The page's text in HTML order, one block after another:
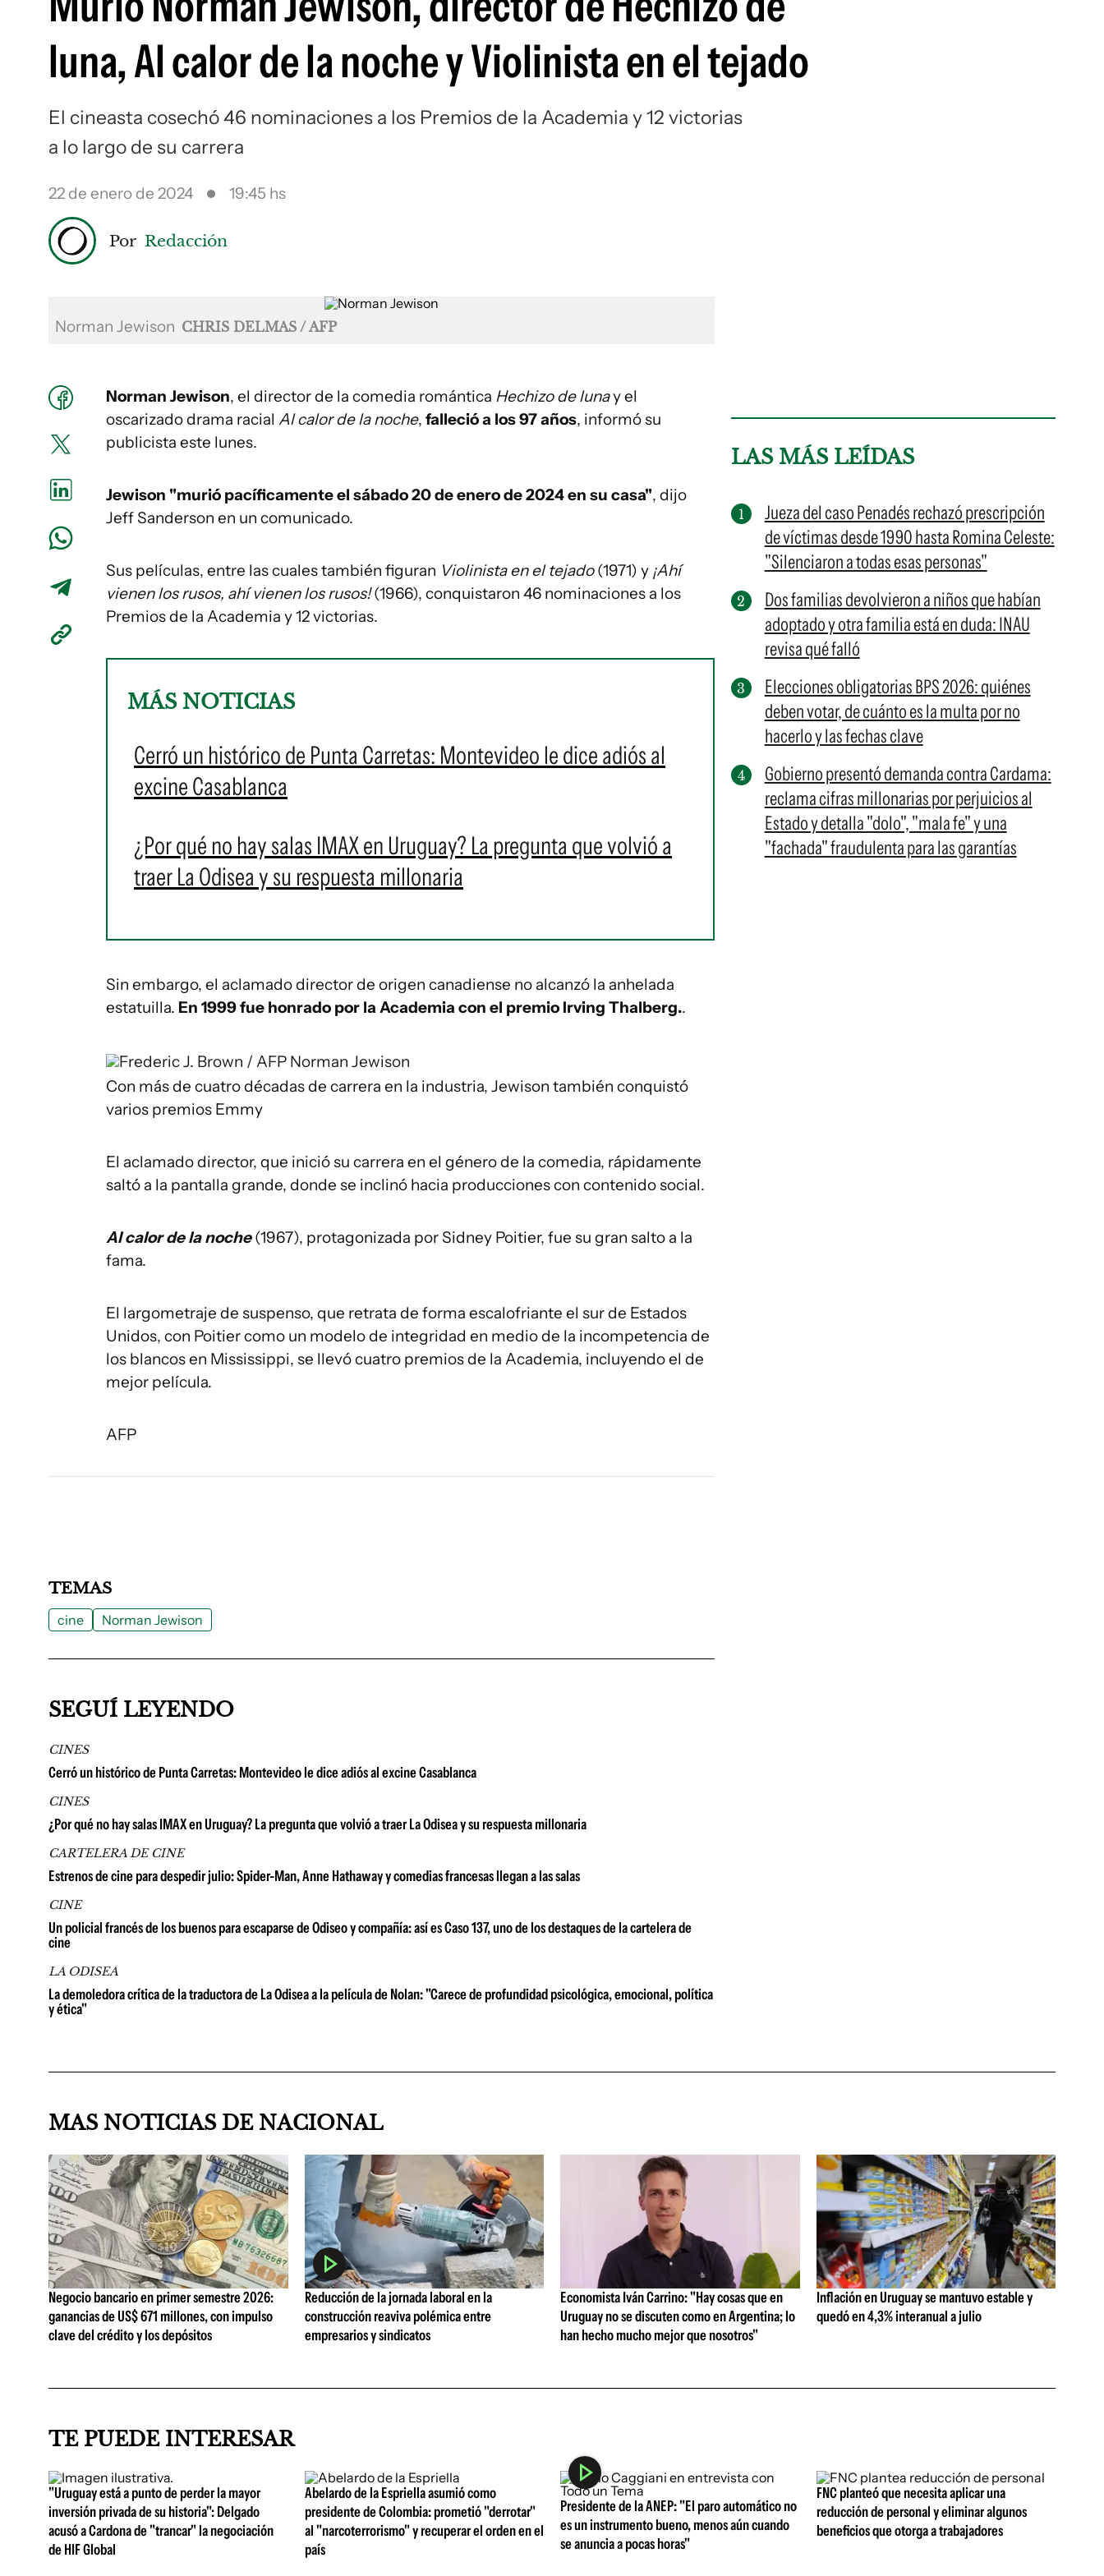
luna, Al calor de la noche y Violinista en el tejado
El cineasta cosechó 46 nominaciones a los Premios de la Academia y 12 victorias
a lo largo de su carrera
22 de enero de 2024 19:45 hs
Por Redacción
Norman Jewison CHRIS DELMAS / AFP
Norman Jewison, el director de la comedia romántica Hechizo de lunay el
oscarizado drama racial Al calor de la noche, falleció a los 97 años, informó su
publicista este lunes.
Jewison "murió pacíficamente el sábado 20 de enero de 2024 en su casa", dijo
Jeff Sanderson en un comunicado.
Sus películas, entre las cuales también figuran Violinista en el tejado(1971) y ¡Ahí
vienen los rusos, ahí vienen los rusos!(1966), conquistaron 46 nominaciones a los
Premios de la Academia y 12 victorias.
MÁS NOTICIAS
Cerró un histórico de Punta Carretas: Montevideo le dice adiós al
excine Casablanca
¿Por qué no hay salas IMAX en Uruguay? La pregunta que volvió a
traer La Odisea y su respuesta millonaria
Sin embargo, el aclamado director de origen canadiense no alcanzó la anhelada
estatuilla. En 1999 fue honrado por la Academia con el premio Irving Thalberg..
Frederic J. Brown / AFP Norman Jewison
Con más de cuatro décadas de carrera en la industria, Jewison también conquistó
varios premios Emmy
El aclamado director, que inició su carrera en el género de la comedia, rápidamente
saltó a la pantalla grande, donde se inclinó hacia producciones con contenido social.
Al calor de la noche (1967), protagonizada por Sidney Poitier, fue su gran salto a la
fama.
El largometraje de suspenso, que retrata de forma escalofriante el sur de Estados
Unidos, con Poitier como un modelo de integridad en medio de la incompetencia de
los blancos en Mississippi, se llevó cuatro premios de la Academia, incluyendo el de
mejor película.
AFP
LAS MÁS LEÍDAS
Jueza del caso Penadés rechazó prescripción
de víctimas desde 1990 hasta Romina Celeste:
"Silenciaron a todas esas personas"
Dos familias devolvieron a niños que habían
adoptado y otra familia está en duda: INAU
revisa qué falló
Elecciones obligatorias BPS 2026: quiénes
deben votar, de cuánto es la multa por no
hacerlo y las fechas clave
Gobierno presentó demanda contra Cardama:
reclama cifras millonarias por perjuicios al
Estado y detalla "dolo", "mala fe" y una
"fachada" fraudulenta para las garantías
TEMAS
cine Norman Jewison
SEGUÍ LEYENDO
CINES
Cerró un histórico de Punta Carretas: Montevideo le dice adiós al excine Casablanca
CINES
¿Por qué no hay salas IMAX en Uruguay? La pregunta que volvió a traer La Odisea y su respuesta millonaria
CARTELERA DE CINE
Estrenos de cine para despedir julio: Spider-Man, Anne Hathaway y comedias francesas llegan a las salas
CINE
Un policial francés de los buenos para escaparse de Odiseo y compañía: así es Caso 137, uno de los destaques de la cartelera de
cine
LA ODISEA
La demoledora crítica de la traductora de La Odisea a la película de Nolan: "Carece de profundidad psicológica, emocional, política
y ética"
MAS NOTICIAS DE NACIONAL
Negocio bancario en primer semestre 2026:
ganancias de US$ 671 millones, con impulso
clave del crédito y los depósitos
Reducción de la jornada laboral en la
construcción reaviva polémica entre
empresarios y sindicatos
Economista Iván Carrino: "Hay cosas que en
Uruguay no se discuten como en Argentina; lo
han hecho mucho mejor que nosotros"
Inflación en Uruguay se mantuvo estable y
quedó en 4,3% interanual a julio
TE PUEDE INTERESAR
"Uruguay está a punto de perder la mayor
inversión privada de su historia": Delgado
acusó a Cardona de "trancar" la negociación
de HIF Global
Abelardo de la Espriella asumió como
presidente de Colombia: prometió "derrotar"
al "narcoterrorismo" y recuperar el orden en el
país
Presidente de la ANEP: "El paro automático no
es un instrumento bueno, menos aún cuando
se anuncia a pocas horas"
FNC planteó que necesita aplicar una
reducción de personal y eliminar algunos
beneficios que otorga a trabajadores